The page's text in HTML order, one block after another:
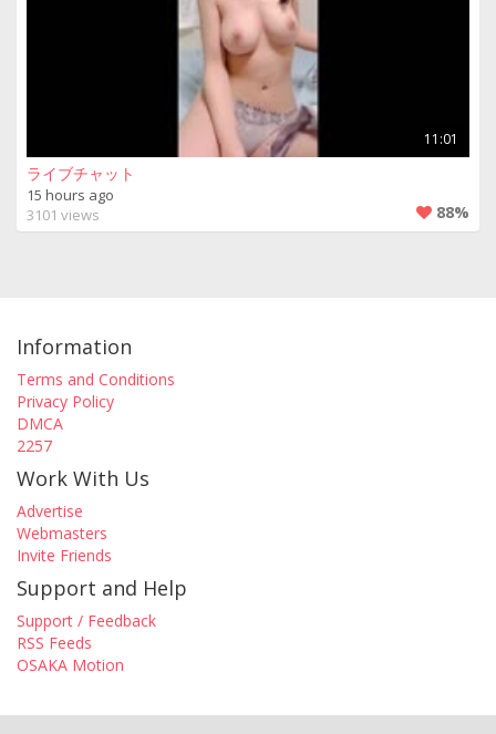
11:01
ライブチャット
15 hours ago
3101 views
88%
Information
Terms and Conditions
Privacy Policy
DMCA
2257
Work With Us
Advertise
Webmasters
Invite Friends
Support and Help
Support / Feedback
RSS Feeds
OSAKA Motion